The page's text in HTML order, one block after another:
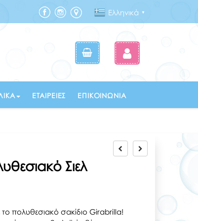
Ελληνικά ▼
ΕΤΑΙΡΕΊΕΣ ΕΠΙΚΟΙΝΩΝΊΑ
Σιελ
το πολυθεσιακό σακίδιο Girabrilla!